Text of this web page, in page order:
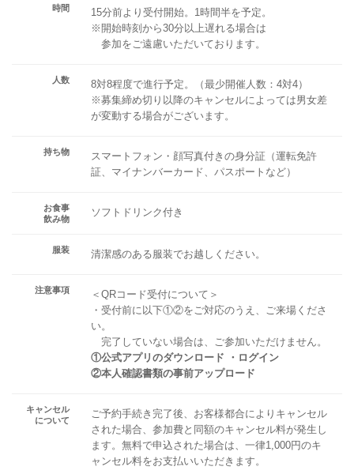
時間
15分前より受付開始。1時間半を予定。
※開始時刻から30分以上遅れる場合は
参加をご遠慮いただいております。
人数
8対8程度で進行予定。（最少開催人数：4対4）
※募集締め切り以降のキャンセルによっては男女差
が変動する場合がございます。
持ち物
スマートフォン・顔写真付きの身分証（運転免許
証、マイナンバーカード、パスポートなど）
お食事
飲み物
ソフトドリンク付き
服装 清潔感のある服装でお越しください。
注意事項
＜QRコード受付について＞
・受付前に以下①②をご対応のうえ、ご来場くださ
い。
完了していない場合は、ご参加いただけません。
①公式アプリのダウンロード ・ログイン
②本人確認書類の事前アップロード
キャンセル
について
ご予約手続き完了後、お客様都合によりキャンセル
された場合、参加費と同額のキャンセル料が発生し
ます。無料で申込された場合は、一律1,000円のキ
ャンセル料をお支払いいただきます。